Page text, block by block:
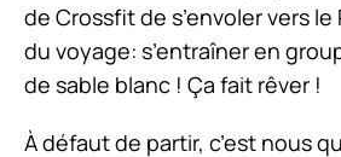
de Crossfit de s’envoler vers le
du voyage: s’entraîner en
de sable blanc ! Ça fait rêver !
À défaut de partir, c’est nous